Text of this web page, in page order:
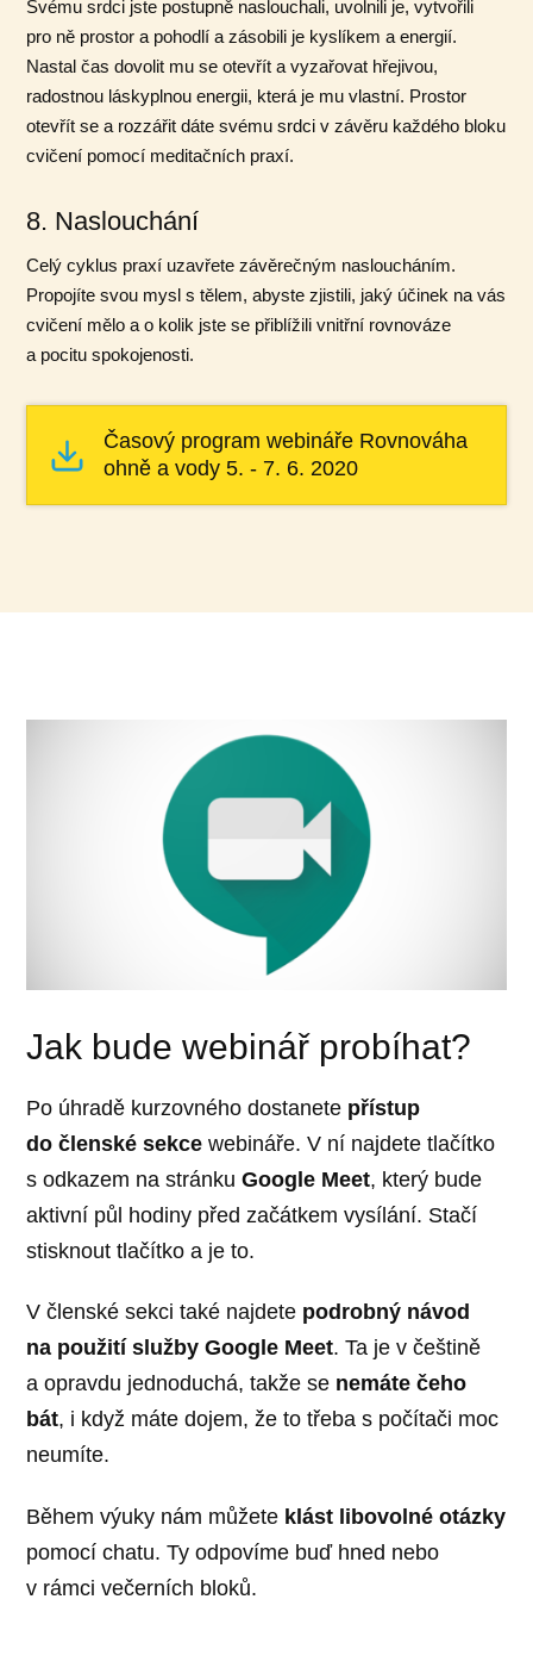
Svému srdci jste postupně naslouchali, uvolnili je, vytvořili
pro ně prostor a pohodlí a zásobili je kyslíkem a energií.
Nastal čas dovolit mu se otevřít a vyzařovat hřejivou,
radostnou láskyplnou energii, která je mu vlastní. Prostor
otevřít se a rozzářit dáte svému srdci v závěru každého bloku
cvičení pomocí meditačních praxí.
8. Naslouchání
Celý cyklus praxí uzavřete závěrečným nasloucháním.
Propojíte svou mysl s tělem, abyste zjistili, jaký účinek na vás
cvičení mělo a o kolik jste se přiblížili vnitřní rovnováze
a pocitu spokojenosti.
Časový program webináře Rovnováha
ohně a vody 5. - 7. 6. 2020
Jak bude webinář probíhat?
Po úhradě kurzovného dostanete přístup
do členské sekce webináře. V ní najdete tlačítko
s odkazem na stránkuGoogle Meet, který bude
aktivní půl hodiny před začátkem vysílání. Stačí
stisknout tlačítko a je to.
V členské sekci také najdete podrobný návod
na použití služby Google Meet. Ta je v češtině
a opravdu jednoduchá, takže se nemáte čeho
bát, i když máte dojem, že to třeba s počítači moc
neumíte.
Během výuky nám můžete klást libovolné otázky
pomocí chatu. Ty odpovíme buď hned nebo
v rámci večerních bloků.